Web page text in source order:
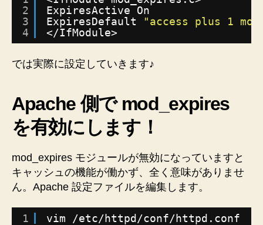
善
♪
へ
の
2
3
4
ExpiresActive On
ExpiresDefault
"access plus 1
</IfModule>
では実際に設定していきます♪
Apache 側で mod_expires
を有効にします！
mod_expires モジュールが無効になっていますと
キャッシュの機能が働かず、全く意味がありませ
ん。Apache 設定ファイルを編集します。
1 vim /etc/httpd/conf/httpd .conf